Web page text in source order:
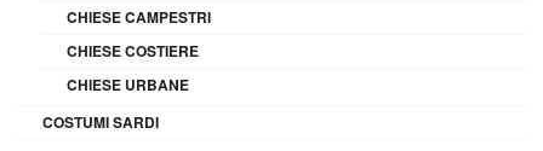
CHIESE CAMPESTRI
CHIESE COSTIERE
CHIESE URBANE
COSTUMI SARDI